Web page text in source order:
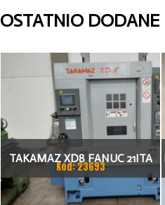
OSTATNIO DODANE
TAKAMAZ XD8 FANUC 21ITA
TOKARKA CNC
Kod: 23693